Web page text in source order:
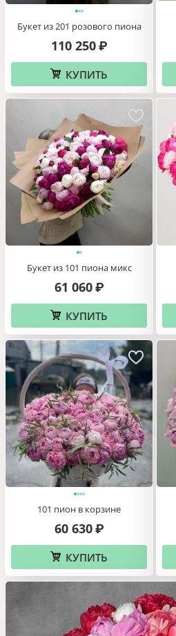
Букет из 201 розового пиона
110 250 ₽
КУПИТЬ
Букет из 101 пиона микс
61 060 ₽
КУПИТЬ
101 пион в корзине
60 630 ₽
КУПИТЬ